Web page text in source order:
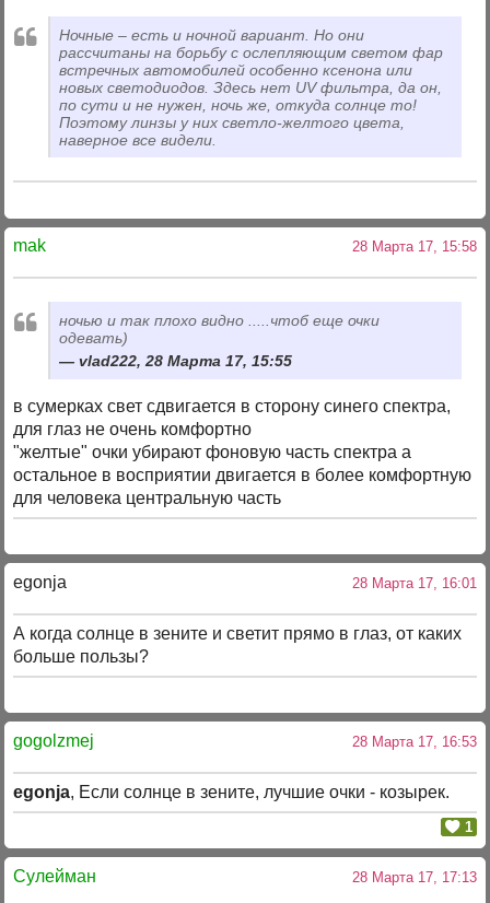
Ночные – есть и ночной вариант. Но они
рассчитаны на борьбу с ослепляющим светом фар
встречных автомобилей особенно ксенона или
новых светодиодов. Здесь нет UV фильтра, да он,
по сути и не нужен, ночь же, откуда солнце то!
Поэтому линзы у них светло-желтого цвета,
наверное все видели.
mak 28 Марта 17, 15:58
ночью и так плохо видно .....чтоб еще очки
одевать)
vlad222, 28 Марта 17, 15:55
в сумерках свет сдвигается в сторону синего спектра,
для глаз не очень комфортно
"желтые" очки убирают фоновую часть спектра а
остальное в восприятии двигается в более комфортную
для человека центральную часть
egonja 28 Марта 17, 16:01
А когда солнце в зените и светит прямо в глаз, от каких
больше пользы?
gogolzmej 28 Марта 17, 16:53
egonja, Если солнце в зените, лучшие очки - козырек.
1
Сулейман 28 Марта 17, 17:13